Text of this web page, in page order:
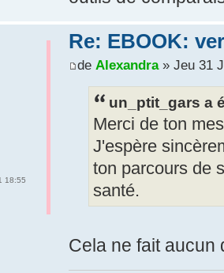
Re: EBOOK:
de Alexandra» Jeu 31
un_ptit_gars a
Merci de ton
J'espère
ton parcours de
santé.
Cela ne fait aucun
18:55